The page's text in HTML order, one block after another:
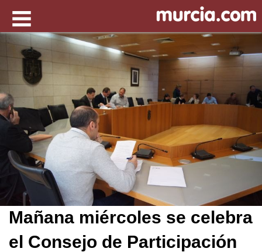
Mañana miércoles se celebra
el Consejo de Participación